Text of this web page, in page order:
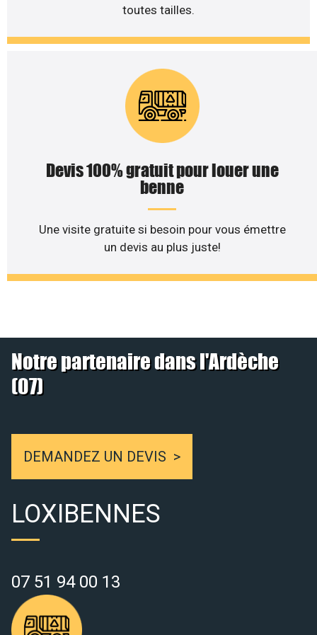
toutes tailles.
Devis 100% gratuit pour louer une
benne
Une visite gratuite si besoin pour vous émettre
un devis au plus juste!
Notre partenaire dans l'Ardèche
(07)
DEMANDEZ UN DEVIS
LOXIBENNES
07 51 94 00 13